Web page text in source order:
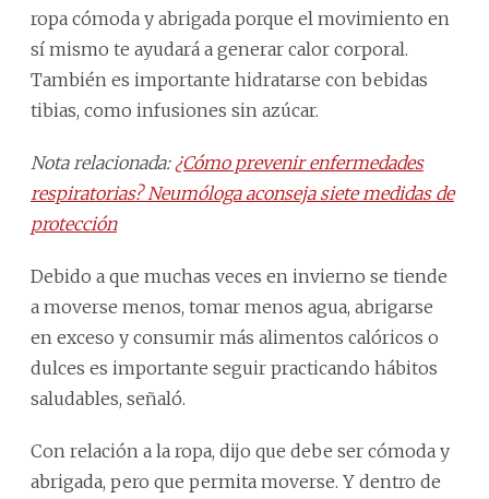
ropa cómoda y abrigada porque el movimiento en
sí mismo te ayudará a generar calor corporal.
También es importante hidratarse con bebidas
tibias, como infusiones sin azúcar.
Nota relacionada: ¿Cómo prevenir enfermedades
respiratorias? Neumóloga aconseja siete medidas de
protección
Debido a que muchas veces en invierno se tiende
a moverse menos, tomar menos agua, abrigarse
en exceso y consumir más alimentos calóricos o
dulces es importante seguir practicando hábitos
saludables, señaló.
Con relación a la ropa, dijo que debe ser cómoda y
abrigada, pero que permita moverse. Y dentro de